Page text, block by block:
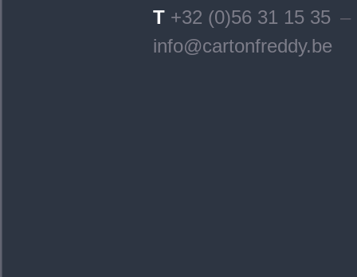
T+32 (0)56 31 15 35 –
info@cartonfreddy.be